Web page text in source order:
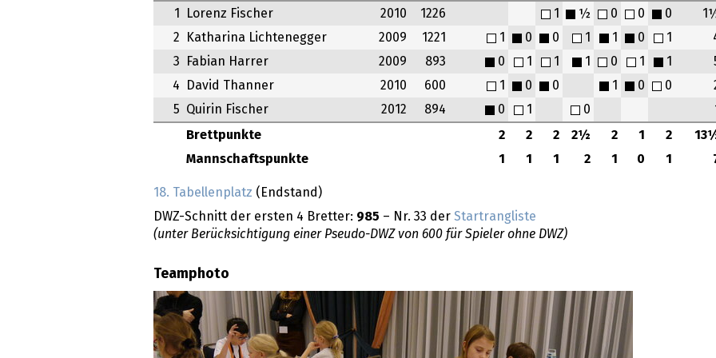
Brettpunkte 2 2 2 2½ 2 1 2
Mannschaftspunkte
1 1 1 2 1 0 1
1 Lorenz Fischer 2010 1226 1 ½ 0 0 0
2
Katharina Lichtenegger 2009 1221 1 0 0 1 1 0 1
3
Fabian Harrer 2009 893 0 1 1 1 0 1 1
4
David Thanner 2010 600 1 0 0 1 0 0
5
Quirin Fischer 2012 894 0 1 0
18. Tabellenplatz (Endstand)
DWZ-Schnitt der ersten 4 Bretter: 985 – Nr. 33 der Startrangliste
(unter Berücksichtigung einer Pseudo-DWZ von 600 für Spieler ohne DWZ)
Teamphoto